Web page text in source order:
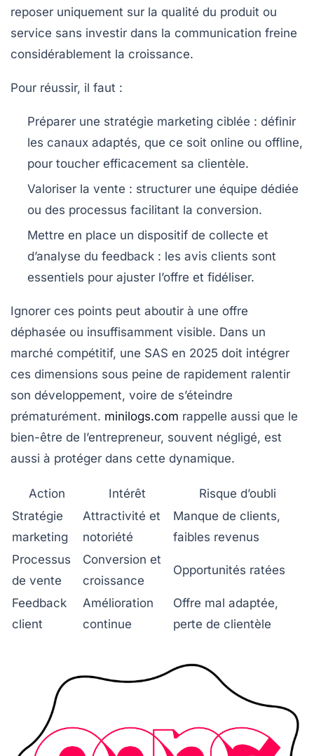
reposer uniquement sur la qualité du produit ou
service sans investir dans la communication freine
considérablement la croissance.
Pour réussir, il faut :
Préparer une stratégie marketing ciblée : définir
les canaux adaptés, que ce soit online ou offline,
pour toucher efficacement sa clientèle.
Valoriser la vente : structurer une équipe dédiée
ou des processus facilitant la conversion.
Mettre en place un dispositif de collecte et
d’analyse du feedback : les avis clients sont
essentiels pour ajuster l’offre et fidéliser.
Ignorer ces points peut aboutir à une offre
déphasée ou insuffisamment visible. Dans un
marché compétitif, une SAS en 2025 doit intégrer
ces dimensions sous peine de rapidement ralentir
son développement, voire de s’éteindre
prématurément. minilogs.com rappelle aussi que le
bien-être de l’entrepreneur, souvent négligé, est
aussi à protéger dans cette dynamique.
Action Intérêt
Risque d’oubli
Stratégie
marketing
Attractivité et
notoriété
Manque de clients,
faibles revenus
Processus
de vente
Conversion et
croissance
Opportunités ratées
Feedback
client
Amélioration
continue
Offre mal adaptée,
perte de clientèle